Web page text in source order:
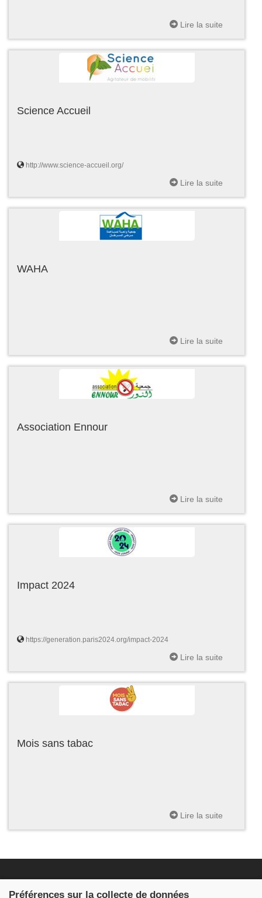
Lire la suite
Science Accueil
http://www.science-accueil.org/
Lire la suite
WAHA
Lire la suite
Association Ennour
Lire la suite
Impact 2024
https://generation.paris2024.org/impact-2024
Lire la suite
Mois sans tabac
Lire la suite
Préférences sur la collecte de données